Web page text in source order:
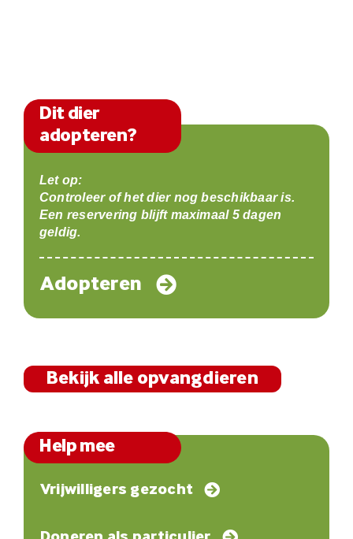
Dit dier
adopteren?
Let op:
Controleer of het dier nog beschikbaar is.
Een reservering blijft maximaal 5 dagen
geldig.
Adopteren
Bekijk alle opvangdieren
Help mee
Vrijwilligers gezocht